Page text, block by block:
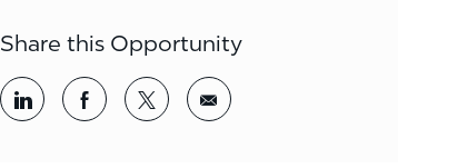
Share this Opportunity
Share via LinkedInShare via Facebook
Share via twitterShare via email